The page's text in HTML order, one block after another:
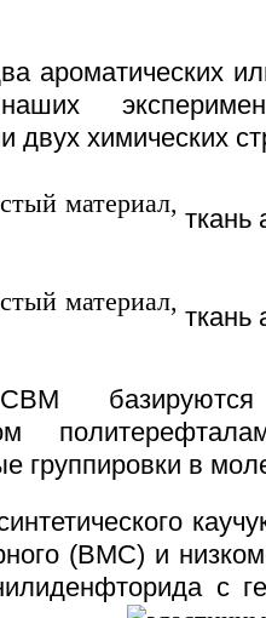
ароматических
двух химических
ткань
ткань
группировки в
(ВМС) и
с